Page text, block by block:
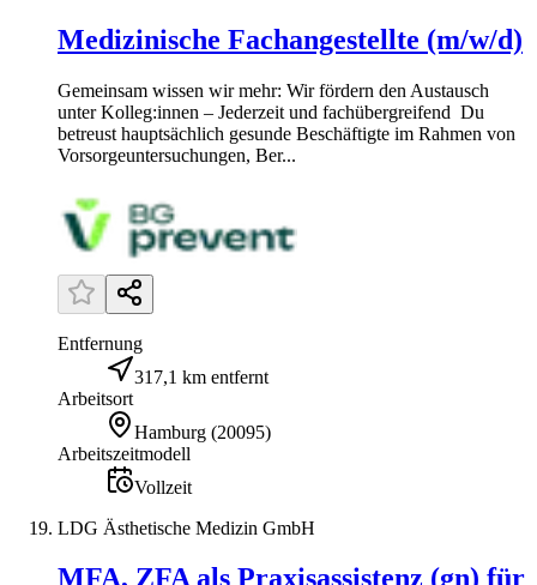
Medizinische Fachangestellte (m/w/d)
Gemeinsam wissen wir mehr: Wir fördern den Austausch
unter Kolleg:innen – Jederzeit und fachübergreifend Du
betreust hauptsächlich gesunde Beschäftigte im Rahmen von
Vorsorgeuntersuchungen, Ber...
Entfernung
317,1 km entfernt
Arbeitsort
Hamburg (20095)
Arbeitszeitmodell
Vollzeit
LDG Ästhetische Medizin GmbH
MFA, ZFA als Praxisassistenz (gn) für